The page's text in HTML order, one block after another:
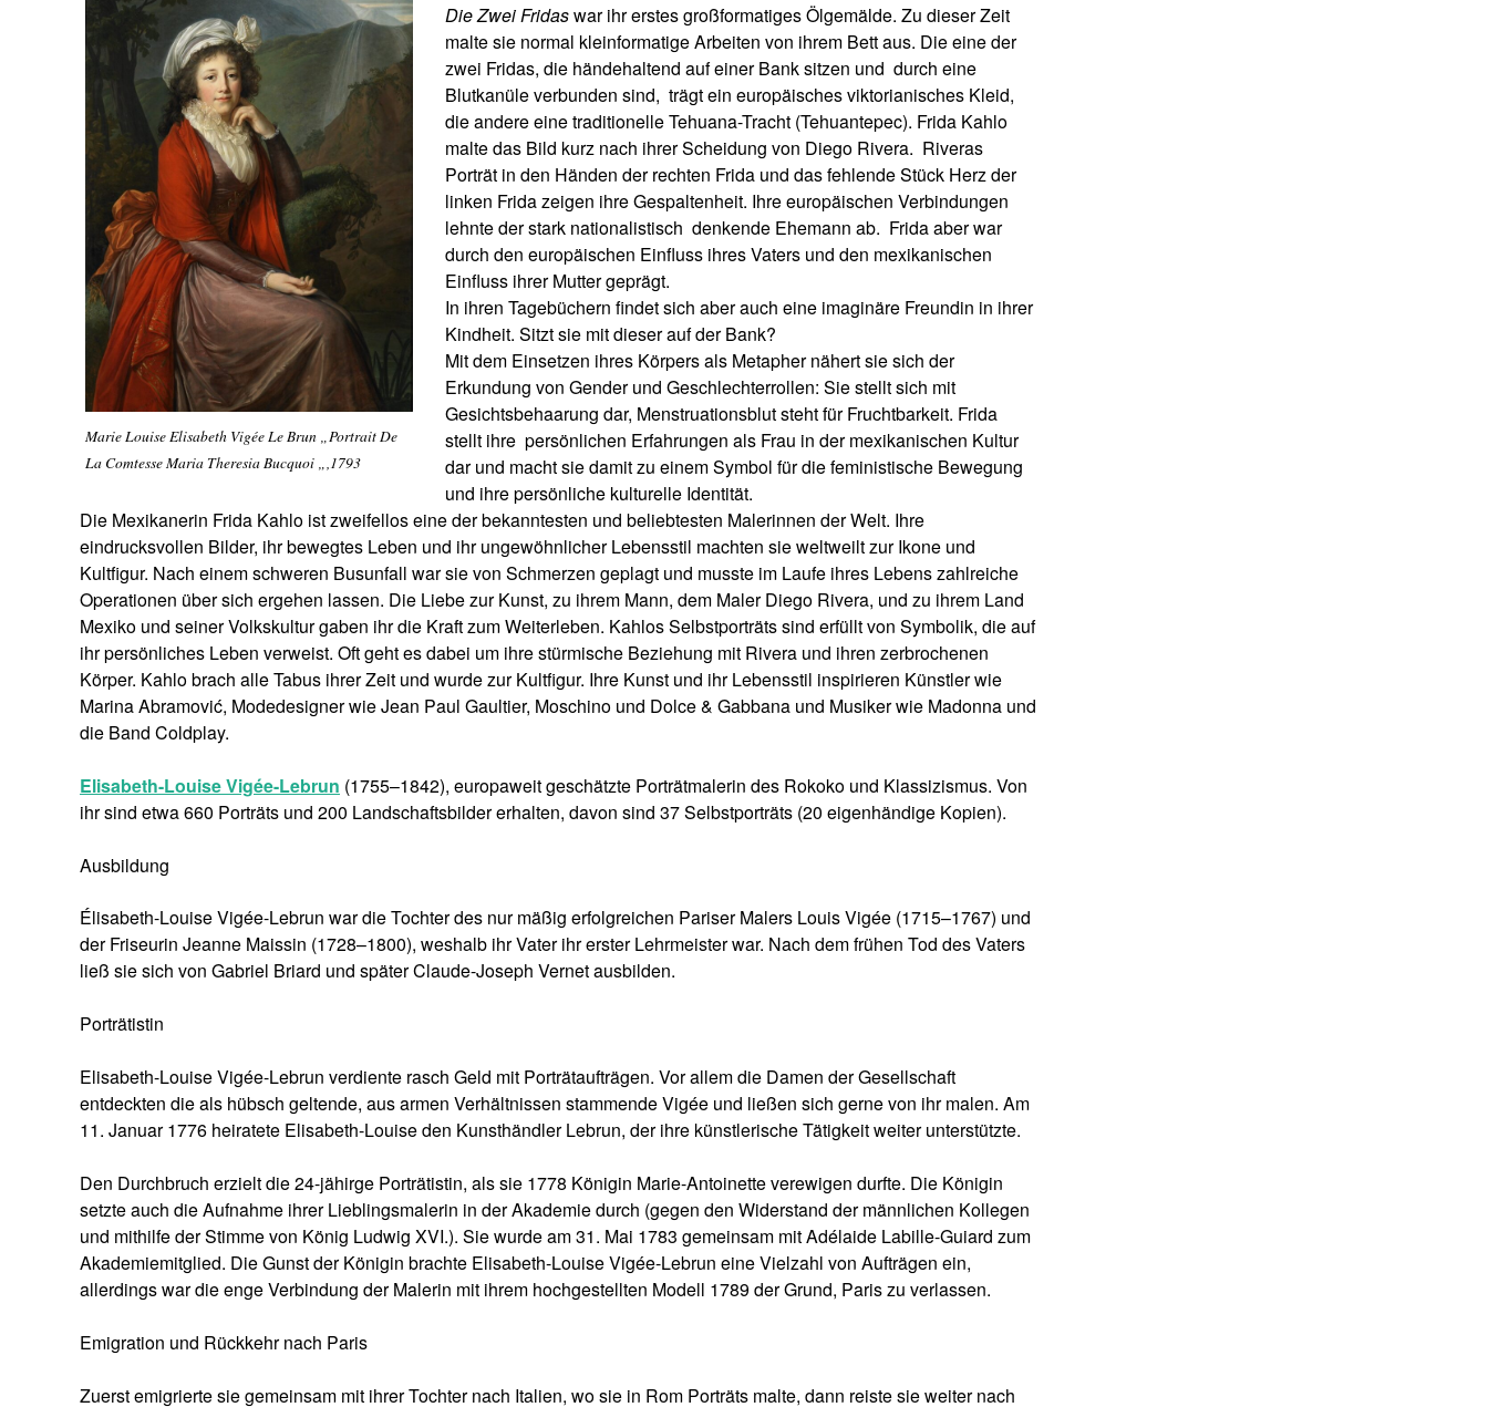
Marie Louise Elisabeth Vigée Le Brun „Portrait De
La Comtesse Maria Theresia Bucquoi „,1793
Die Zwei Fridaswar ihr erstes großformatiges Ölgemälde. Zu dieser Zeit
malte sie normal kleinformatige Arbeiten von ihrem Bett aus. Die eine der
zwei Fridas, die händehaltend auf einer Bank sitzen und durch eine
Blutkanüle verbunden sind, trägt ein europäisches viktorianisches Kleid,
die andere eine traditionelle Tehuana-Tracht (Tehuantepec). Frida Kahlo
malte das Bild kurz nach ihrer Scheidung von Diego Rivera. Riveras
Porträt in den Händen der rechten Frida und das fehlende Stück Herz der
linken Frida zeigen ihre Gespaltenheit. Ihre europäischen Verbindungen
lehnte der stark nationalistisch denkende Ehemann ab. Frida aber war
durch den europäischen Einfluss ihres Vaters und den mexikanischen
Einfluss ihrer Mutter geprägt.
In ihren Tagebüchern findet sich aber auch eine imaginäre Freundin in ihrer
Kindheit. Sitzt sie mit dieser auf der Bank?
Mit dem Einsetzen ihres Körpers als Metapher nähert sie sich der
Erkundung von Gender und Geschlechterrollen: Sie stellt sich mit
Gesichtsbehaarung dar, Menstruationsblut steht für Fruchtbarkeit. Frida
stellt ihre persönlichen Erfahrungen als Frau in der mexikanischen Kultur
dar und macht sie damit zu einem Symbol für die feministische Bewegung
und ihre persönliche kulturelle Identität.
Die Mexikanerin Frida Kahlo ist zweifellos eine der bekanntesten und beliebtesten Malerinnen der Welt. Ihre
eindrucksvollen Bilder, ihr bewegtes Leben und ihr ungewöhnlicher Lebensstil machten sie weltweilt zur Ikone und
Kultfigur. Nach einem schweren Busunfall war sie von Schmerzen geplagt und musste im Laufe ihres Lebens zahlreiche
Operationen über sich ergehen lassen. Die Liebe zur Kunst, zu ihrem Mann, dem Maler Diego Rivera, und zu ihrem Land
Mexiko und seiner Volkskultur gaben ihr die Kraft zum Weiterleben. Kahlos Selbstporträts sind erfüllt von Symbolik, die auf
ihr persönliches Leben verweist. Oft geht es dabei um ihre stürmische Beziehung mit Rivera und ihren zerbrochenen
Körper. Kahlo brach alle Tabus ihrer Zeit und wurde zur Kultfigur. Ihre Kunst und ihr Lebensstil inspirieren Künstler wie
Marina Abramović, Modedesigner wie Jean Paul Gaultier, Moschino und Dolce & Gabbana und Musiker wie Madonna und
die Band Coldplay.
Elisabeth-Louise Vigée-Lebrun (1755–1842), europaweit geschätzte Porträtmalerin des Rokoko und Klassizismus. Von
ihr sind etwa 660 Porträts und 200 Landschaftsbilder erhalten, davon sind 37 Selbstporträts (20 eigenhändige Kopien).
Ausbildung
Élisabeth-Louise Vigée-Lebrun war die Tochter des nur mäßig erfolgreichen Pariser Malers Louis Vigée (1715–1767) und
der Friseurin Jeanne Maissin (1728–1800), weshalb ihr Vater ihr erster Lehrmeister war. Nach dem frühen Tod des Vaters
ließ sie sich von Gabriel Briard und später Claude-Joseph Vernet ausbilden.
Porträtistin
Elisabeth-Louise Vigée-Lebrun verdiente rasch Geld mit Porträtaufträgen. Vor allem die Damen der Gesellschaft
entdeckten die als hübsch geltende, aus armen Verhältnissen stammende Vigée und ließen sich gerne von ihr malen. Am
11. Januar 1776 heiratete Elisabeth-Louise den Kunsthändler Lebrun, der ihre künstlerische Tätigkeit weiter unterstützte.
Den Durchbruch erzielt die 24-jähirge Porträtistin, als sie 1778 Königin Marie-Antoinette verewigen durfte. Die Königin
setzte auch die Aufnahme ihrer Lieblingsmalerin in der Akademie durch (gegen den Widerstand der männlichen Kollegen
und mithilfe der Stimme von König Ludwig XVI.). Sie wurde am 31. Mai 1783 gemeinsam mit Adélaide Labille-Guiard zum
Akademiemitglied. Die Gunst der Königin brachte Elisabeth-Louise Vigée-Lebrun eine Vielzahl von Aufträgen ein,
allerdings war die enge Verbindung der Malerin mit ihrem hochgestellten Modell 1789 der Grund, Paris zu verlassen.
Emigration und Rückkehr nach Paris
Zuerst emigrierte sie gemeinsam mit ihrer Tochter nach Italien, wo sie in Rom Porträts malte, dann reiste sie weiter nach